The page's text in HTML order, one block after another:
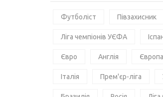
Футболіст Півзахисник
Ліга чемпіонів УЄФА
Євро Англія Європа
Італія Прем'єр-ліга